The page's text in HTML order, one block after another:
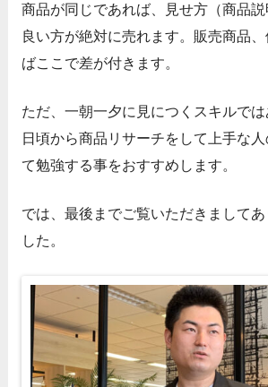
商品が同じであれば、見せ方（商品
良い方が絶対に売れます。 販売商品
ばここで差が付きます。
ただ、一朝一夕に見につくスキルでは
日頃から商品リサーチをして上手な
て勉強する事をおすすめします。
では、最後までご覧いただきまして
した。